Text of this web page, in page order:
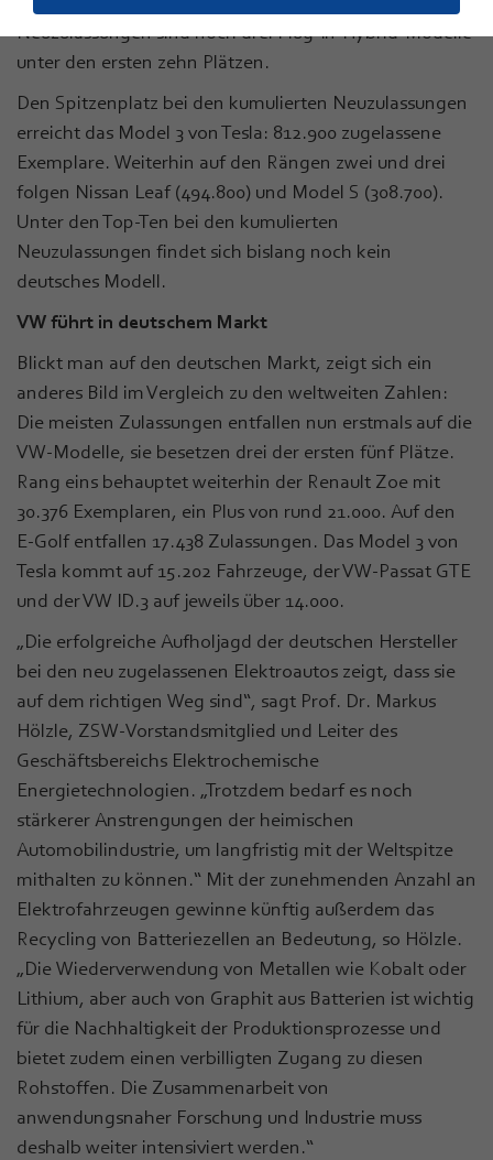
Neuzulassungen sind noch drei Plug-In-Hybrid-Modelle
unter den ersten zehn Plätzen.
Den Spitzenplatz bei den kumulierten Neuzulassungen
erreicht das Model 3 von Tesla: 812.900 zugelassene
Exemplare. Weiterhin auf den Rängen zwei und drei
folgen Nissan Leaf (494.800) und Model S (308.700).
Unter den Top-Ten bei den kumulierten
Neuzulassungen findet sich bislang noch kein
deutsches Modell.
VW führt in deutschem Markt
Blickt man auf den deutschen Markt, zeigt sich ein
anderes Bild im Vergleich zu den weltweiten Zahlen:
Die meisten Zulassungen entfallen nun erstmals auf die
VW-Modelle, sie besetzen drei der ersten fünf Plätze.
Rang eins behauptet weiterhin der Renault Zoe mit
30.376 Exemplaren, ein Plus von rund 21.000. Auf den
E-Golf entfallen 17.438 Zulassungen. Das Model 3 von
Tesla kommt auf 15.202 Fahrzeuge, der VW-Passat GTE
und der VW ID.3 auf jeweils über 14.000.
„Die erfolgreiche Aufholjagd der deutschen Hersteller
bei den neu zugelassenen Elektroautos zeigt, dass sie
auf dem richtigen Weg sind“, sagt Prof. Dr. Markus
Hölzle, ZSW-Vorstandsmitglied und Leiter des
Geschäftsbereichs Elektrochemische
Energietechnologien. „Trotzdem bedarf es noch
stärkerer Anstrengungen der heimischen
Automobilindustrie, um langfristig mit der Weltspitze
mithalten zu können.“ Mit der zunehmenden Anzahl an
Elektrofahrzeugen gewinne künftig außerdem das
Recycling von Batteriezellen an Bedeutung, so Hölzle.
„Die Wiederverwendung von Metallen wie Kobalt oder
Lithium, aber auch von Graphit aus Batterien ist wichtig
für die Nachhaltigkeit der Produktionsprozesse und
bietet zudem einen verbilligten Zugang zu diesen
Rohstoffen. Die Zusammenarbeit von
anwendungsnaher Forschung und Industrie muss
deshalb weiter intensiviert werden.“